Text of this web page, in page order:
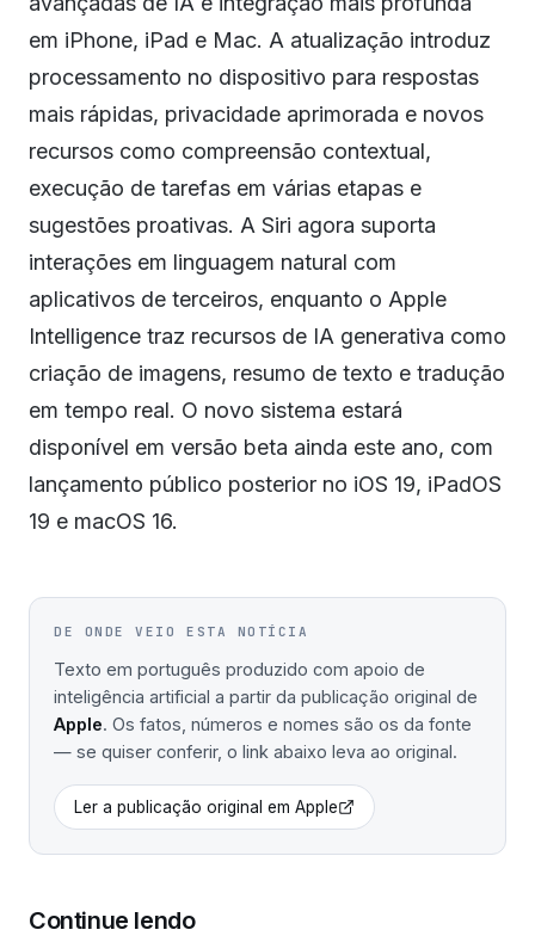
em iPhone, iPad e Mac. A atualização introduz
processamento no dispositivo para respostas
mais rápidas, privacidade aprimorada e novos
recursos como compreensão contextual,
execução de tarefas em várias etapas e
sugestões proativas. A Siri agora suporta
interações em linguagem natural com
aplicativos de terceiros, enquanto o Apple
Intelligence traz recursos de IA generativa como
criação de imagens, resumo de texto e tradução
em tempo real. O novo sistema estará
disponível em versão beta ainda este ano, com
lançamento público posterior no iOS 19, iPadOS
19 e macOS 16.
DE ONDE VEIO ESTA NOTÍCIA
Texto em português produzido com apoio de
inteligência artificial a partir da publicação original de
Apple. Os fatos, números e nomes são os da fonte
— se quiser conferir, o link abaixo leva ao original.
Ler a publicação original em Apple
Continue lendo